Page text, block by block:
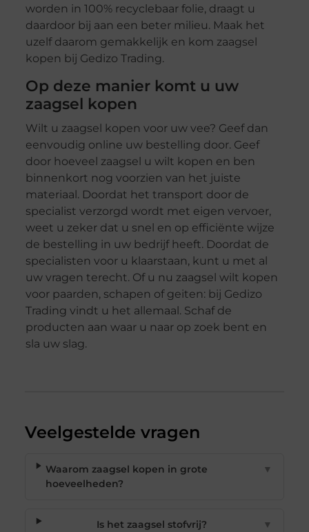
worden in 100% recyclebaar folie, draagt u
daardoor bij aan een beter milieu. Maak het
uzelf daarom gemakkelijk en kom zaagsel
kopen bij Gedizo Trading.
Op deze manier komt u uw
zaagsel kopen
Wilt u zaagsel kopen voor uw vee? Geef dan
eenvoudig online uw bestelling door. Geef
door hoeveel zaagsel u wilt kopen en ben
binnenkort nog voorzien van het juiste
materiaal. Doordat het transport door de
specialist verzorgd wordt met eigen vervoer,
weet u zeker dat u snel en op efficiënte wijze
de bestelling in uw bedrijf heeft. Doordat de
specialisten voor u klaarstaan, kunt u met al
uw vragen terecht. Of u nu zaagsel wilt kopen
voor paarden, schapen of geiten: bij Gedizo
Trading vindt u het allemaal. Schaf de
producten aan waar u naar op zoek bent en
sla uw slag.
Veelgestelde vragen
Waarom zaagsel kopen in grote
hoeveelheden?
▼
Is het zaagsel stofvrij? ▼